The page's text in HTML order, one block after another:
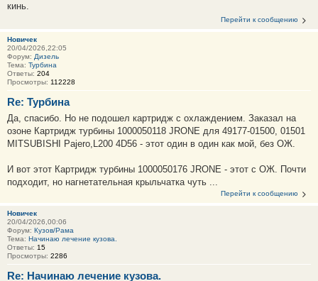
кинь.
Перейти к сообщению
Новичек
20/04/2026,22:05
Форум: Дизель
Тема: Турбина
Ответы: 204
Просмотры: 112228
Re: Турбина
Да, спасибо. Но не подошел картридж с охлаждением. Заказал на
озоне Картридж турбины 1000050118 JRONE для 49177-01500, 01501
MITSUBISHI Pajero,L200 4D56 - этот один в один как мой, без ОЖ.
И вот этот Картридж турбины 1000050176 JRONE - этот с ОЖ. Почти
подходит, но нагнетательная крыльчатка чуть ...
Перейти к сообщению
Новичек
20/04/2026,00:06
Форум: Кузов/Рама
Тема: Начинаю лечение кузова.
Ответы: 15
Просмотры: 2286
Re: Начинаю лечение кузова.